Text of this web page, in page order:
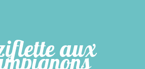
aux